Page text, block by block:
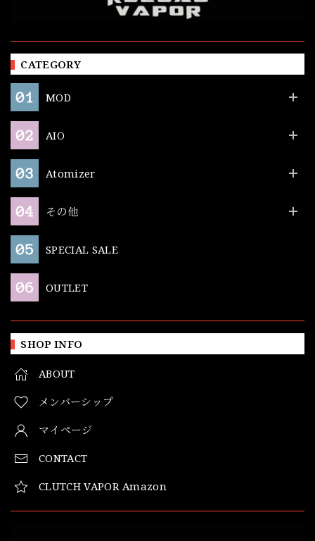
CATEGORY
MOD
AIO
Atomizer
その他
SPECIAL SALE
OUTLET
SHOP INFO
ABOUT
メンバーシップ
マイページ
CONTACT
CLUTCH VAPOR Amazon